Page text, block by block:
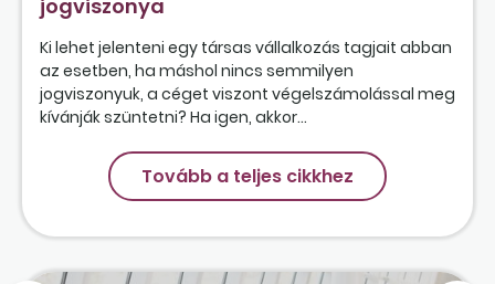
jogviszonya
Ki lehet jelenteni egy társas vállalkozás tagjait abban
az esetben, ha máshol nincs semmilyen
jogviszonyuk, a céget viszont végelszámolással meg
kívánják szüntetni? Ha igen, akkor...
Tovább a teljes cikkhez